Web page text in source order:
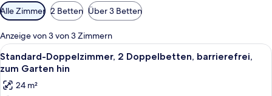
Verfügbare
Filter
für
Zimmer
Alle Zimmer 2 Betten Über 3 Betten
Anzeige von 3 von 3 Zimmern
Alle
Fotos
für
Standard-
Ein Pool, umgeben von Palmen und
4
Standard-Doppelzimmer, 2 Doppelbetten, barrierefrei,
zum Garten hin
24 m²